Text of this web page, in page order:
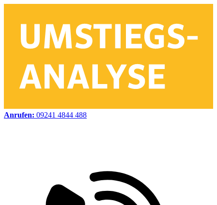
Anrufen: 09241 4844 488